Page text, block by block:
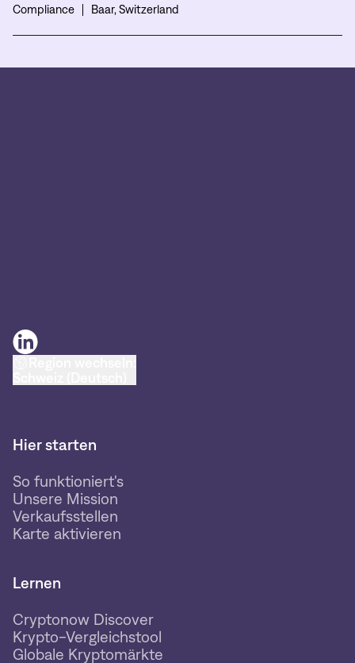
Compliance Baar, Switzerland
Hier starten
So funktioniert's
Unsere Mission
Verkaufsstellen
Karte aktivieren
Lernen
Cryptonow Discover
Krypto-Vergleichstool
Globale Kryptomärkte